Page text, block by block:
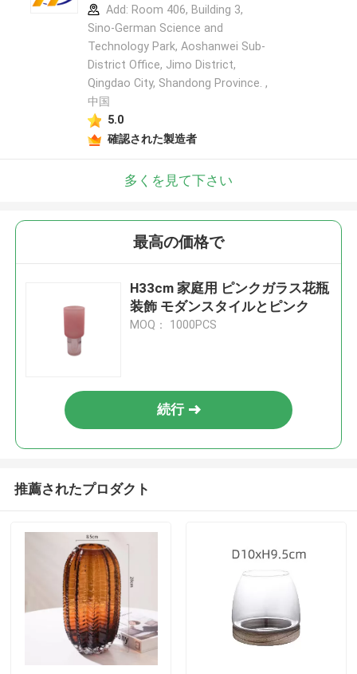
Add: Room 406, Building 3,
Sino-German Science and
Technology Park, Aoshanwei Sub-
District Office, Jimo District,
Qingdao City, Shandong Province. ,
中国
5.0
確認された製造者
多くを見て下さい
最高の価格で
H33cm 家庭用 ピンクガラス花瓶
装飾 モダンスタイルとピンク
MOQ： 1000PCS
続行
推薦されたプロダクト